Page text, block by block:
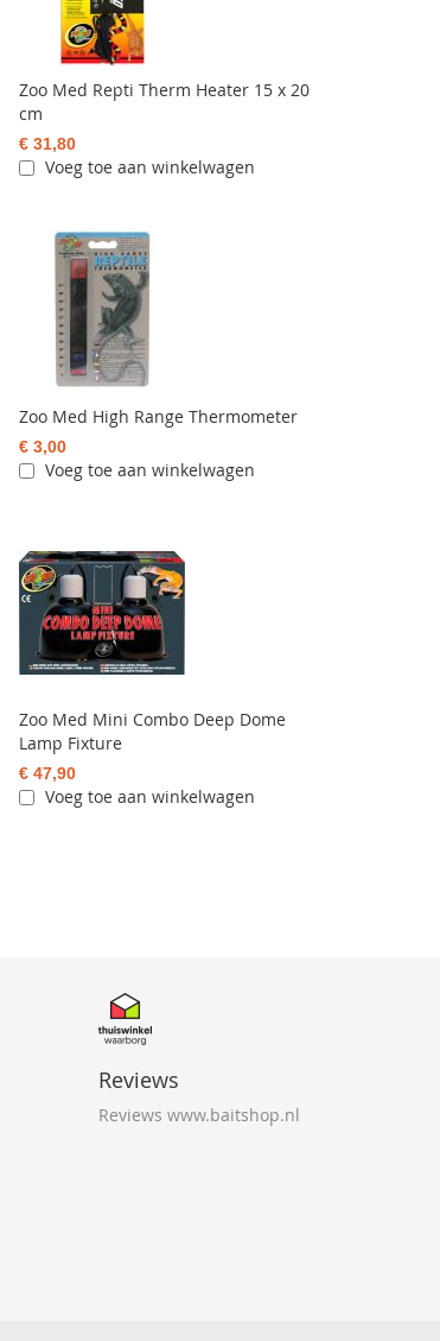
Zoo Med Repti Therm Heater 15 x 20
cm
€ 31,80
Voeg toe aan winkelwagen
Zoo Med High Range Thermometer
€ 3,00
Voeg toe aan winkelwagen
Zoo Med Mini Combo Deep Dome
Lamp Fixture
€ 47,90
Voeg toe aan winkelwagen
Reviews
Reviews www.baitshop.nl